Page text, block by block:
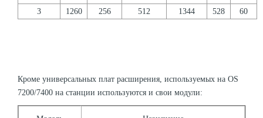
3
1260 256 512 1344 528 60
Кроме универсальных плат расширения, используемых на ОS
7200/7400 на станции используются и свои модули: